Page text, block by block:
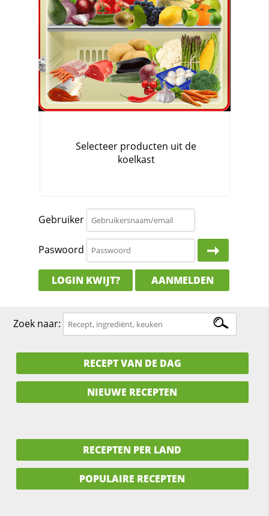
Gebruiker
Paswoord
LOGIN KWIJT? AANMELDEN
Zoek naar:
RECEPT VAN DE DAG
NIEUWE RECEPTEN
RECEPTEN PER LAND
POPULAIRE RECEPTEN